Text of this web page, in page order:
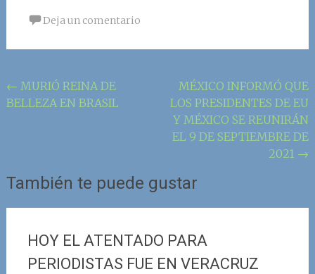
Deja un comentario
Navegación
de
← MURIÓ REINA DE
BELLEZA EN BRASIL
MÉXICO INFORMÓ QUE
LOS PRESIDENTES DE EU
Y MÉXICO SE REUNIRÁN
EL 9 DE SEPTIEMBRE DE
2021 →
También te puede gustar
HOY EL ATENTADO PARA
PERIODISTAS FUE EN VERACRUZ